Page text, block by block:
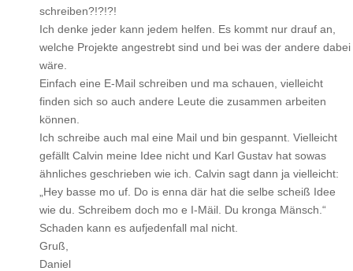
schreiben?!?!?!
Ich denke jeder kann jedem helfen. Es kommt nur drauf an,
welche Projekte angestrebt sind und bei was der andere dabei
wäre.
Einfach eine E-Mail schreiben und ma schauen, vielleicht
finden sich so auch andere Leute die zusammen arbeiten
können.
Ich schreibe auch mal eine Mail und bin gespannt. Vielleicht
gefällt Calvin meine Idee nicht und Karl Gustav hat sowas
ähnliches geschrieben wie ich. Calvin sagt dann ja vielleicht:
„Hey basse mo uf. Do is enna där hat die selbe scheiß Idee
wie du. Schreibem doch mo e I-Mäil. Du kronga Mänsch.“
Schaden kann es aufjedenfall mal nicht.
Gruß,
Daniel